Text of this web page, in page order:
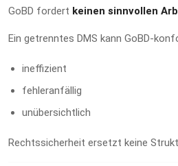
GoBD fordert keinen sinnvollen
Ein getrenntes DMS kann GoBD-
ineffizient
fehleranfällig
unübersichtlich
Rechtssicherheit ersetzt keine